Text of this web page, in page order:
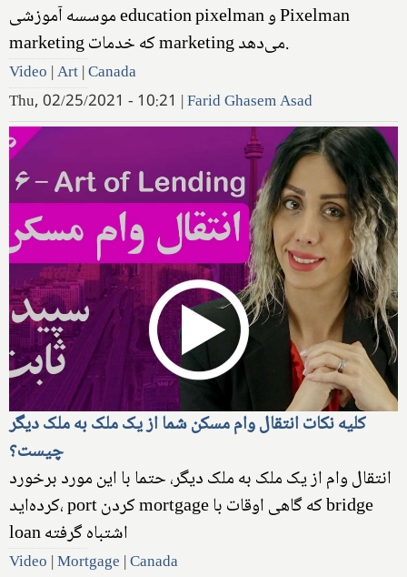
موسسه آموزشی ‌education pixelman و ‌Pixelman
marketing که خدمات marketing می‌دهد.
Video |Art|Canada
Thu, 02/25/2021 - 10:21 |Farid Ghasem Asad
کلیه نکات انتقال وام مسکن شما از یک ملک به ملک دیگر
چیست؟
انتقال وام از یک ملک به ملک دیگر، حتما با این مورد برخورد
کرده‌اید، port کردن mortgage که گاهی اوقات با bridge
loan اشتباه گرفته
Video |Mortgage |Canada